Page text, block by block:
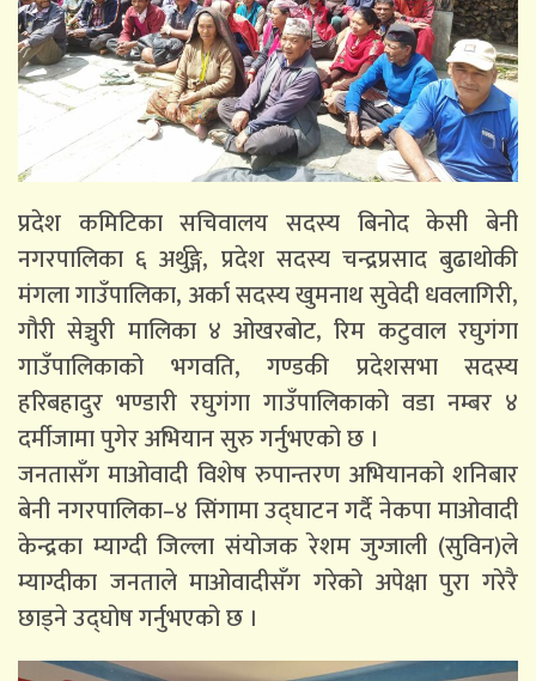
प्रदेश कमिटिका सचिवालय सदस्य बिनोद केसी बेनी
नगरपालिका ६ अर्थुङ्गे, प्रदेश सदस्य चन्द्रप्रसाद बुढाथोकी
मंगला गाउँपालिका, अर्का सदस्य खुमनाथ सुवेदी धवलागिरी,
गौरी सेञ्चुरी मालिका ४ ओखरबोट, रिम कटुवाल रघुगंगा
गाउँपालिकाको भगवति, गण्डकी प्रदेशसभा सदस्य
हरिबहादुर भण्डारी रघुगंगा गाउँपालिकाको वडा नम्बर ४
दर्मीजामा पुगेर अभियान सुरु गर्नुभएको छ ।
जनतासँग माओवादी विशेष रुपान्तरण अभियानको शनिबार
बेनी नगरपालिका–४ सिंगामा उद्घाटन गर्दै नेकपा माओवादी
केन्द्रका म्याग्दी जिल्ला संयोजक रेशम जुग्जाली (सुविन)ले
म्याग्दीका जनताले माओवादीसँग गरेको अपेक्षा पुरा गरेरै
छाड्ने उद्घोष गर्नुभएको छ ।